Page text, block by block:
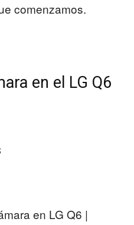
comenzamos.
en el LG Q6
en LG Q6 |